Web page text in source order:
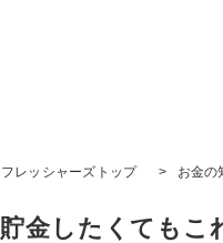
フレッシャーズトップ > お金の
貯金したくてもこ